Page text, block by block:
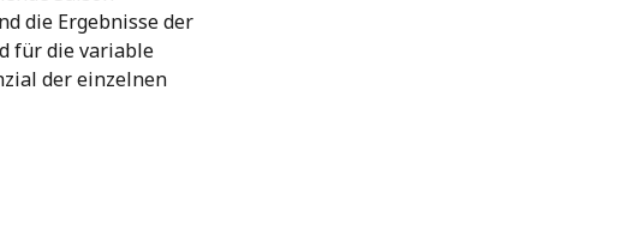
die Ergebnisse der
für die variable
der einzelnen